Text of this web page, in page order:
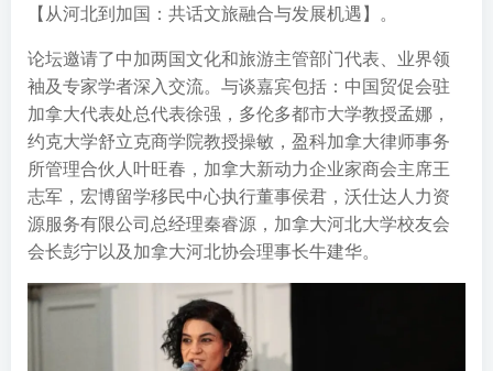
【从河北到加国：共话文旅融合与发展机遇】。
论坛邀请了中加两国文化和旅游主管部门代表、业界领
袖及专家学者深入交流。与谈嘉宾包括：中国贸促会驻
加拿大代表处总代表徐强，多伦多都市大学教授孟娜，
约克大学舒立克商学院教授操敏，盈科加拿大律师事务
所管理合伙人叶旺春，加拿大新动力企业家商会主席王
志军，宏博留学移民中心执行董事侯君，沃仕达人力资
源服务有限公司总经理秦睿源，加拿大河北大学校友会
会长彭宁以及加拿大河北协会理事长牛建华。